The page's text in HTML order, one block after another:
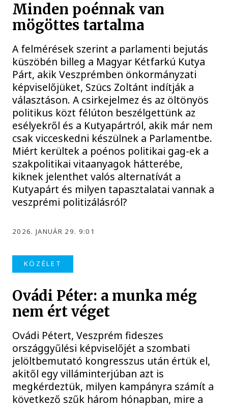
Minden poénnak van
mögöttes tartalma
A felmérések szerint a parlamenti bejutás
küszöbén billeg a Magyar Kétfarkú Kutya
Párt, akik Veszprémben önkormányzati
képviselőjüket, Szücs Zoltánt indítják a
választáson. A csirkejelmez és az öltönyös
politikus közt félúton beszélgettünk az
esélyekről és a Kutyapártról, akik már nem
csak vicceskedni készülnek a Parlamentbe.
Miért kerültek a poénos politikai gag-ek a
szakpolitikai vitaanyagok hátterébe,
kiknek jelenthet valós alternatívát a
Kutyapárt és milyen tapasztalatai vannak a
veszprémi politizálásról?
2026. JANUÁR 29. 9:01
KÖZÉLET
Ovádi Péter: a munka még
nem ért véget
Ovádi Pétert, Veszprém fideszes
országgyűlési képviselőjét a szombati
jelöltbemutató kongresszus után értük el,
akitől egy villáminterjúban azt is
megkérdeztük, milyen kampányra számít a
következő szűk három hónapban, mire a